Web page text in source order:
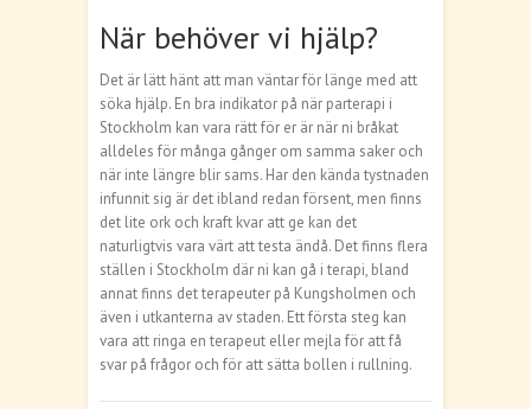
När behöver vi hjälp?
Det är lätt hänt att man väntar för länge med att
söka hjälp. En bra indikator på när parterapi i
Stockholm kan vara rätt för er är när ni bråkat
alldeles för många gånger om samma saker och
när inte längre blir sams. Har den kända tystnaden
infunnit sig är det ibland redan försent, men finns
det lite ork och kraft kvar att ge kan det
naturligtvis vara värt att testa ändå. Det finns flera
ställen i Stockholm där ni kan gå i terapi, bland
annat finns det terapeuter på Kungsholmen och
även i utkanterna av staden. Ett första steg kan
vara att ringa en terapeut eller mejla för att få
svar på frågor och för att sätta bollen i rullning.